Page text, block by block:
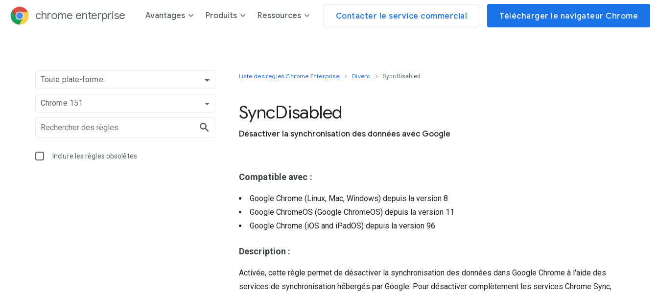
chrome enterprise Avantages Produits Ressources Contacter le service commercial Télécharger le navigateur Chrome
Toute plate-forme
Chrome 151
Inclure les règles obsolètes
Liste des règles Chrome Enterprise Divers SyncDisabled
SyncDisabled
Désactiver la synchronisation des données avec Google
Compatible avec :
Google Chrome (Linux, Mac, Windows) depuis la version 8
Google ChromeOS (Google ChromeOS) depuis la version 11
Google Chrome (iOS and iPadOS) depuis la version 96
Description :
Activée, cette règle permet de désactiver la synchronisation des données dans Google Chrome à l'aide des
services de synchronisation hébergés par Google. Pour désactiver complètement les services Chrome Sync,